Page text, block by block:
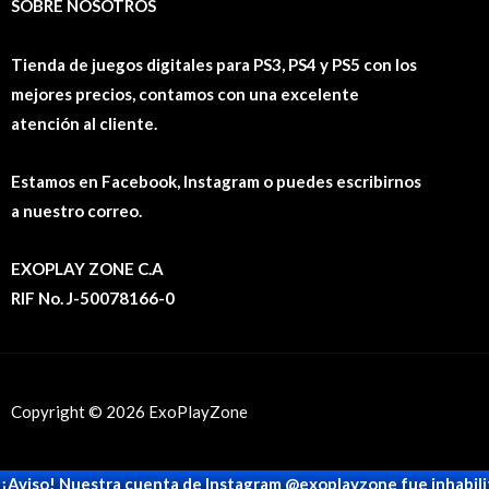
SOBRE NOSOTROS
Tienda de juegos digitales para PS3, PS4 y PS5 con los
mejores precios, contamos con una excelente
atención al cliente.
Estamos en Facebook, Instagram o puedes escribirnos
a nuestro correo.
EXOPLAY ZONE C.A
RIF No. J-50078166-0
Copyright © 2026 ExoPlayZone
¡Aviso! Nuestra cuenta de Instagram @exoplayzone fue